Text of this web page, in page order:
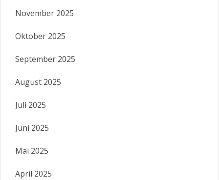
November 2025
Oktober 2025
September 2025
August 2025
Juli 2025
Juni 2025
Mai 2025
April 2025